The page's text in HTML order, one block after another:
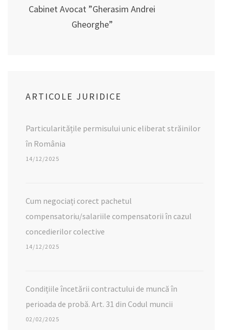
Cabinet Avocat ”Gherasim Andrei
Gheorghe”
ARTICOLE JURIDICE
Particularitățile permisului unic eliberat străinilor
în România
14/12/2025
Cum negociați corect pachetul
compensatoriu/salariile compensatorii în cazul
concedierilor colective
14/12/2025
Condițiile încetării contractului de muncă în
perioada de probă. Art. 31 din Codul muncii
02/02/2025